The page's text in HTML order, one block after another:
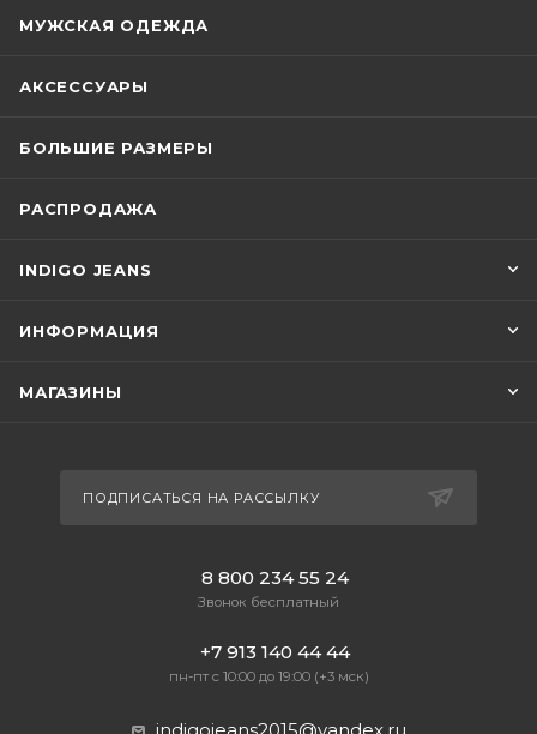
МУЖСКАЯ ОДЕЖДА
АКСЕССУАРЫ
БОЛЬШИЕ РАЗМЕРЫ
РАСПРОДАЖА
INDIGO JEANS
ИНФОРМАЦИЯ
МАГАЗИНЫ
ПОДПИСАТЬСЯ НА РАССЫЛКУ
8 800 234 55 24
Звонок бесплатный
+7 913 140 44 44
пн-пт с 10:00 до 19:00 (+3 мск)